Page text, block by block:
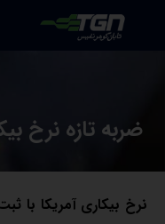
ضربه تازه نرخ